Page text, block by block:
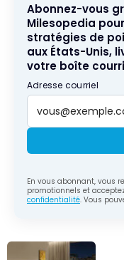
Abonnez-vous
Milesopedia
stratégies de
aux États-Unis,
votre boîte
Adresse courriel
En vous abonnant, vous
promotionnels et
confidentialité. Vous